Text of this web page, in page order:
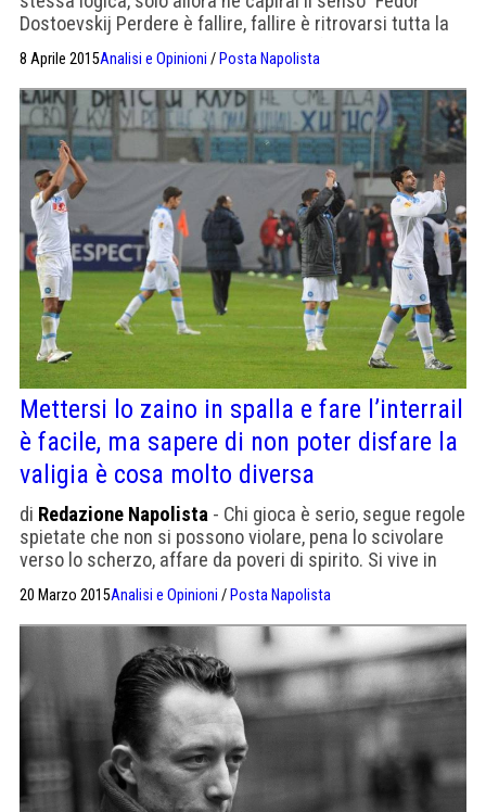
Dostoevskij Perdere è fallire, fallire è ritrovarsi tutta la
disperazione e io questo sentimento subdolo l’ho
provato. Sì, è subdolo, perché si presenta sempre come
una scelta, perché qualcosa davanti c’è, […]
8 Aprile 2015Analisi e Opinioni / Posta Napolista
Mettersi lo zaino in spalla e fare l’interrail
è facile, ma sapere di non poter disfare la
valigia è cosa molto diversa
di Redazione Napolista - Chi gioca è serio, segue regole
spietate che non si possono violare, pena lo scivolare
verso lo scherzo, affare da poveri di spirito. Si vive in
fantastici deliri. Osservo la cartina della Russia e mi
sembra di vedere un cetaceo con le fauci spalancate […]
20 Marzo 2015Analisi e Opinioni / Posta Napolista